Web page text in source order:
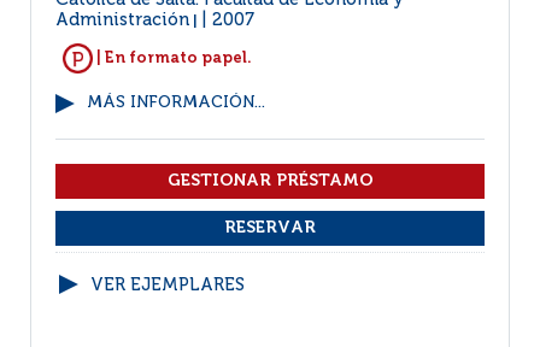
Administración
2007
| En formato papel.
MÁS INFORMACIÓN...
VER EJEMPLARES